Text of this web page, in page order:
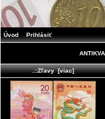
Úvod Prihlásiť
.::Zľavy [viac]